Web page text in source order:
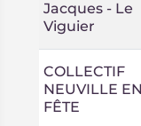
Jacques - Le
Viguier
COLLECTIF
NEUVILLE
FÊTE